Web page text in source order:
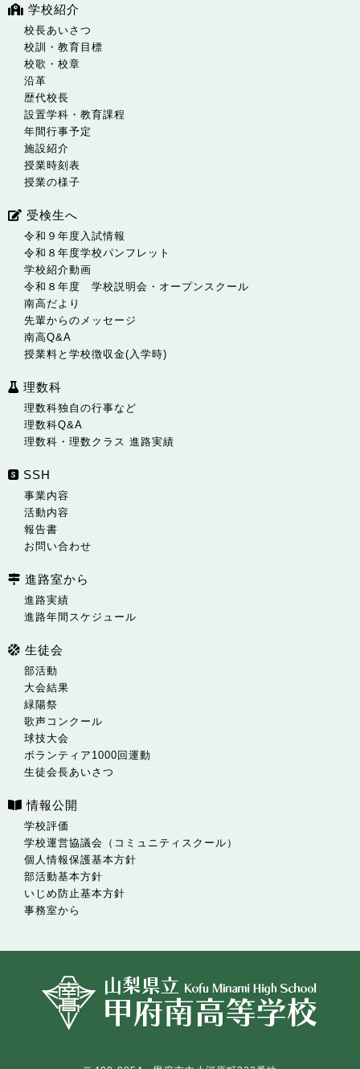
学校紹介
校長あいさつ
校訓・教育目標
校歌・校章
沿革
歴代校長
設置学科・教育課程
年間行事予定
施設紹介
授業時刻表
授業の様子
受検生へ
令和９年度入試情報
令和８年度学校パンフレット
学校紹介動画
令和８年度 学校説明会・オープンスクール
南高だより
先輩からのメッセージ
南高Q&A
授業料と学校徴収金(入学時)
理数科
理数科独自の行事など
理数科Q&A
理数科・理数クラス 進路実績
SSH
事業内容
活動内容
報告書
お問い合わせ
進路室から
進路実績
進路年間スケジュール
生徒会
部活動
大会結果
緑陽祭
歌声コンクール
球技大会
ボランティア1000回運動
生徒会長あいさつ
情報公開
学校評価
学校運営協議会（コミュニティスクール）
個人情報保護基本方針
部活動基本方針
いじめ防止基本方針
事務室から